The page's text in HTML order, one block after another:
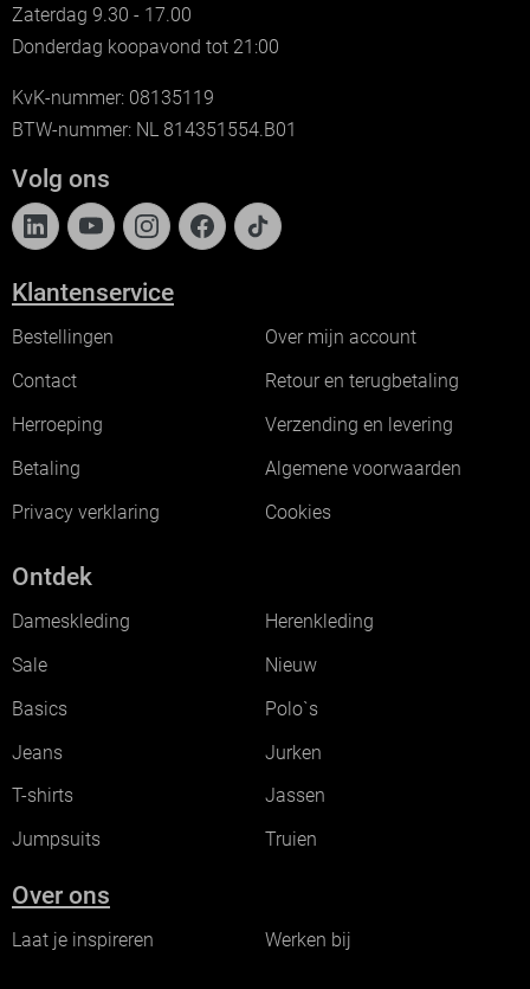
Zaterdag 9.30 - 17.00
Donderdag koopavond tot 21:00
KvK-nummer: 08135119
BTW-nummer: NL 814351554.B01
Volg ons
Klantenservice
Bestellingen
Over mijn account
Contact
Retour en terugbetaling
Herroeping
Verzending en levering
Betaling
Algemene voorwaarden
Privacy verklaring
Cookies
Ontdek
Dameskleding
Herenkleding
Sale
Nieuw
Basics
Polo`s
Jeans
Jurken
T-shirts
Jassen
Jumpsuits
Truien
Over ons
Laat je inspireren Werken bij